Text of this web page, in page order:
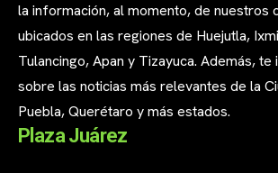
la información, al momento, de nuestros
ubicados en las regiones de Huejutla,
Tulancingo, Apan y Tizayuca. Además,
sobre las noticias más relevantes de la
Puebla, Querétaro y más estados.
Plaza Juárez